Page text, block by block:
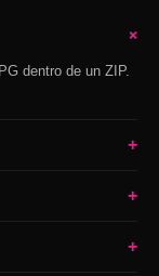
+
dentro de un ZIP.
+
+
+